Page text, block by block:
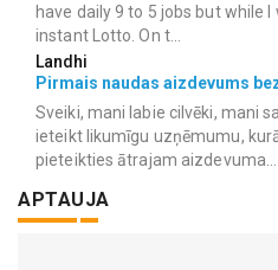
have daily 9 to 5 jobs but while
instant Lotto. On t...
Landhi
Pirmais naudas aizdevums
Sveiki, mani labie cilvēki, mani
ieteikt likumīgu uzņēmumu,
pieteikties ātrajam aizdevuma...
APTAUJA